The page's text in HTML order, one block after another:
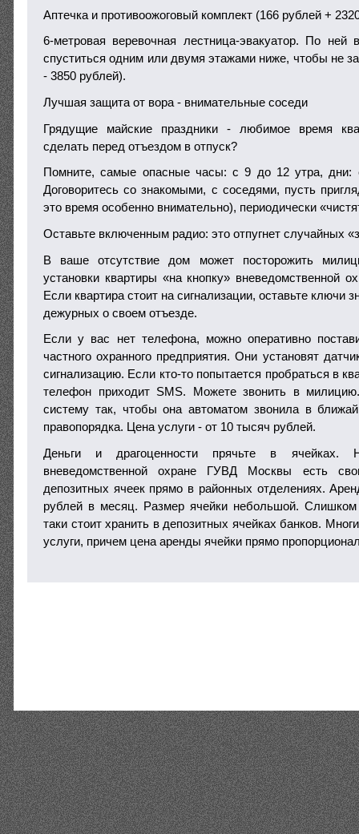
Аптечка и противоожоговый комплект (166 рублей +
6-метровая веревочная лестница-эвакуатор. По
спуститься одним или двумя этажами ниже, чтобы не
- 3850 рублей).
Лучшая защита от вора - внимательные соседи
Грядущие майские праздники - любимое время
сделать перед отъездом в отпуск?
Помните, самые опасные часы: с 9 до 12 утра, дни:
Договоритесь со знакомыми, с соседями, пусть
это время особенно внимательно), периодически
Оставьте включенным радио: это отпугнет случайных
В ваше отсутствие дом может посторожить
установки квартиры «на кнопку» вневедомственной
Если квартира стоит на сигнализации, оставьте ключи
дежурных о своем отъезде.
Если у вас нет телефона, можно оперативно
частного охранного предприятия. Они установят
сигнализацию. Если кто-то попытается пробраться в
телефон приходит SMS. Можете звонить в
систему так, чтобы она автоматом звонила в
правопорядка. Цена услуги - от 10 тысяч рублей.
Деньги и драгоценности прячьте в
вневедомственной охране ГУВД Москвы есть
депозитных ячеек прямо в районных отделениях.
рублей в месяц. Размер ячейки небольшой. Слишком
таки стоит хранить в депозитных ячейках банков.
услуги, причем цена аренды ячейки прямо